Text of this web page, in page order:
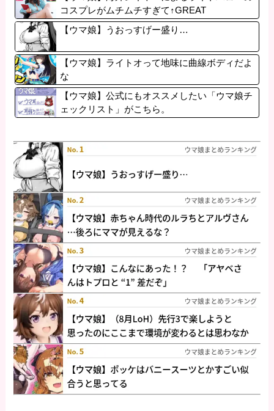
コスプレがムチムチすぎて↑GREAT
【ウマ娘】うおっすげー盛り…
【ウマ娘】ライトオって地味に曲線ボディだよ
な
【ウマ娘】公式にもオススメしたい「ウマ娘チ
ェックリスト」がこちら。